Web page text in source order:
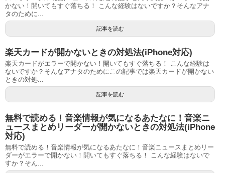
かない！開いてもすぐ落ちる！ こんな経験はないですか？そんなアナ
タのために...
記事を読む
楽天カードが開かないときの対処法(iPhone対応)
楽天カードがエラーで開かない！開いてもすぐ落ちる！ こんな経験は
ないですか？そんなアナタのためにこの記事では楽天カードが開かない
ときの対処...
記事を読む
無料で読める！音楽情報が気になるあたなに！音楽ニ
ュースまとめリーダーが開かないときの対処法(iPhone
対応)
無料で読める！音楽情報が気になるあたなに！音楽ニュースまとめリー
ダーがエラーで開かない！開いてもすぐ落ちる！ こんな経験はないで
すか？そん...